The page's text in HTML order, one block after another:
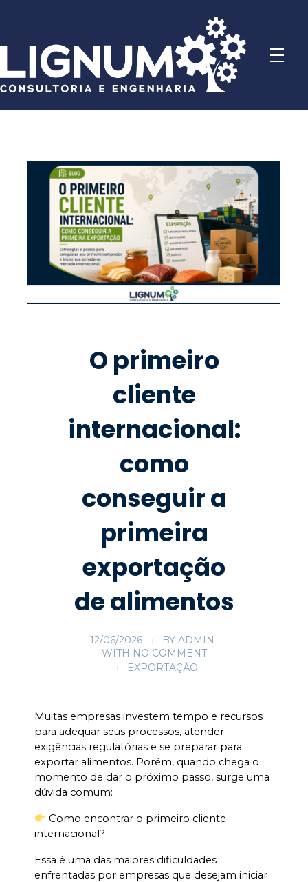
O primeiro
cliente
internacional:
como
conseguir a
primeira
exportação
de alimentos
12/06/2026 BY ADMIN
WITH NO COMMENT
EXPORTAÇÃO
Muitas empresas investem tempo e recursos
para adequar seus processos, atender
exigências regulatórias e se preparar para
exportar alimentos. Porém, quando chega o
momento de dar o próximo passo, surge uma
dúvida comum:
Como encontrar o primeiro cliente
internacional?
Essa é uma das maiores dificuldades
enfrentadas por empresas que desejam iniciar